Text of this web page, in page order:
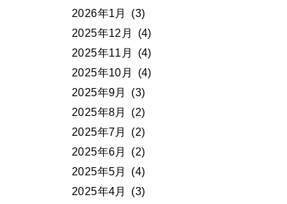
2026年1月
(3)
2025年12月
(4)
2025年11月
(4)
2025年10月
(4)
2025年9月
(3)
2025年8月
(2)
2025年7月
(2)
2025年6月
(2)
2025年5月
(4)
2025年4月
(3)